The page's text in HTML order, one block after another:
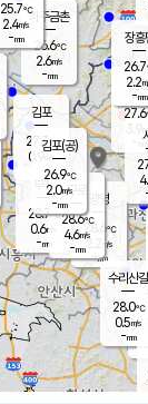
파주금촌
26.6℃
2.6m/s
-mm
25.7℃
2.4m/s
-mm
김포
27.3℃
0.9 m/s
mm
광명
28.6 ℃
2.2 m/s
-mm
부천
28.7℃
0.6m/s
-mm
구로
28.6℃
4.6m/s
-mm
은평
27.6
3.9
- mm
수리산길
28.0℃
0.5m/s
-mm
장흥
26.7
2.2
-mm
김포(공)
26.9℃
2.0m/s
-mm